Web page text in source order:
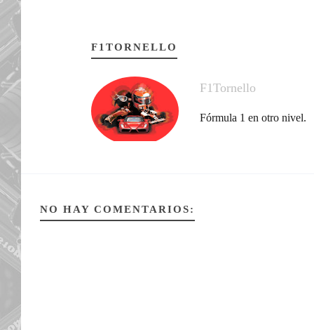
F1TORNELLO
F1Tornello
Fórmula 1 en otro nivel.
NO HAY COMENTARIOS: